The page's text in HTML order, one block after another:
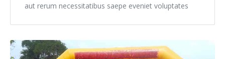
aut rerum necessitatibus saepe eveniet voluptates